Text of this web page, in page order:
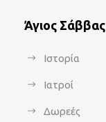
Άγιος Σάββας
Ιστορία
Ιατροί
Δωρεές